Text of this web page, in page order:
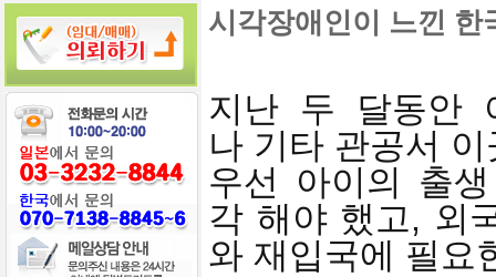
시각장애인이 느낀 한
지난 두 달동안
나 기타 관공서
우선 아이의 출
각 해야 했고, 외
와 재입국에 필요